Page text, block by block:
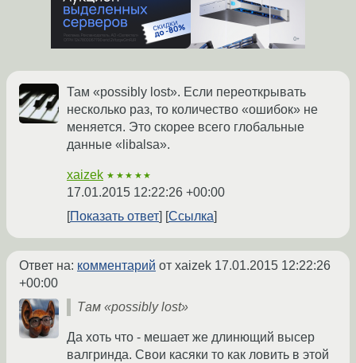
Там «possibly lost». Если переоткрывать
несколько раз, то количество «ошибок» не
меняется. Это скорее всего глобальные
данные «libalsa».
xaizek ★★★★★
17.01.2015 12:22:26 +00:00
Показать ответ
Ссылка
Ответ на: комментарий от xaizek 17.01.2015 12:22:26
+00:00
Там «possibly lost»
Да хоть что - мешает же длинющий высер
валгринда. Свои касяки то как ловить в этой